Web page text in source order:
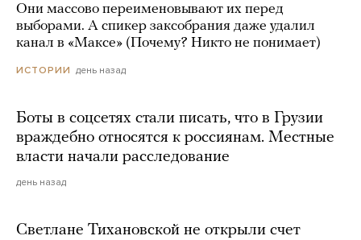
Они массово переименовывают их перед
выборами. А спикер заксобрания даже удалил
канал в «Максе» (Почему? Никто не понимает)
ИСТОРИИ день назад
Боты в соцсетях стали писать, что в Грузии
враждебно относятся к россиянам. Местные
власти начали расследование
день назад
Светлане Тихановской не открыли счет